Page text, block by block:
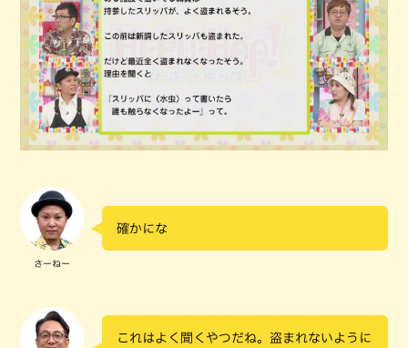
さーねー
確かにな
これはよく聞くやつだね。盗まれないように